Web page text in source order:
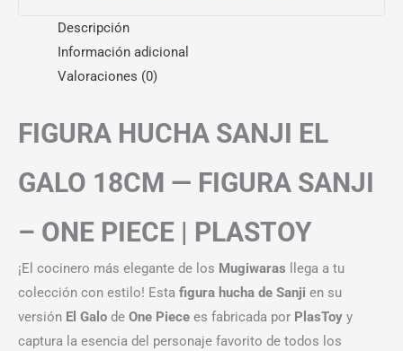
Descripción
Información adicional
Valoraciones (0)
FIGURA HUCHA SANJI EL
GALO 18CM — FIGURA SANJI
– ONE PIECE | PLASTOY
¡El cocinero más elegante de los Mugiwaras llega a tu
colección con estilo! Esta figura hucha de Sanji en su
versión El Galo de One Piece es fabricada por PlasToy y
captura la esencia del personaje favorito de todos los